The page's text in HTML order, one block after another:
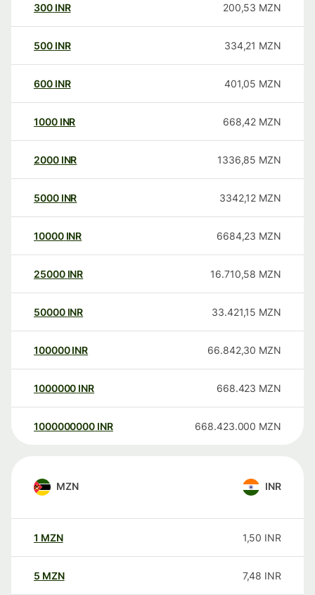
300 INR 200,53 MZN
500 INR 334,21 MZN
600 INR 401,05 MZN
1000 INR 668,42 MZN
2000 INR 1336,85 MZN
5000 INR 3342,12 MZN
10000 INR 6684,23 MZN
25000 INR 16.710,58 MZN
50000 INR 33.421,15 MZN
100000 INR 66.842,30 MZN
1000000 INR 668.423 MZN
1000000000 INR 668.423.000 MZN
MZN INR
1 MZN 1,50 INR
5 MZN 7,48 INR